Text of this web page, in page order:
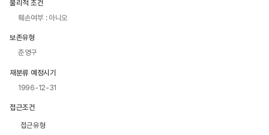
물리적 조건
훼손여부 : 아니오
보존유형
준영구
재분류 예정시기
1996-12-31
접근조건
접근유형